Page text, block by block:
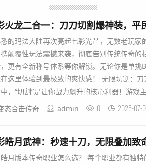
火龙二合一：刀刀切割爆神装，平
的玛法大陆再次亮起七彩光芒，无数老玩
颠覆性玩法震撼来袭，彻底告别传统传奇
更有全新称号体系等你解锁。无论你是单挑
这里体验到最极致的爽快感！ 无限切割：
，“切割”是让你战力飙升的核心利器！游戏
态合击传奇
admin 0 2026-07-
皓月武神：秒速十刀，无限叠加致
月版本传奇职业怎么选？ 每个职业都有独